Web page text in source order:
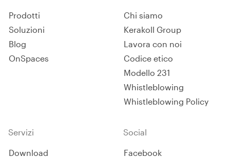
Prodotti
Soluzioni
Blog
OnSpaces
Chi siamo
Kerakoll Group
Lavora con noi
Codice etico
Modello 231
Whistleblowing
Whistleblowing Policy
Servizi
Download
Social
Facebook